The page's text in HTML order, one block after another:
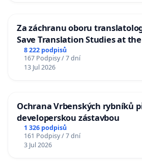
Za záchranu oboru
Save Translation Studies at
Charles University
8 222 podpisů
167 Podpisy / 7 dní
13 Jul 2026
Ochrana Vrbenských rybníků
developerskou zástavbou
1 326 podpisů
161 Podpisy / 7 dní
3 Jul 2026